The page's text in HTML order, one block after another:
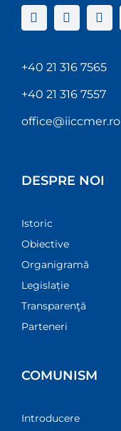
+40 21 316 7565
+40 21 316 7557
office@iiccmer.ro
DESPRE NOI
Istoric
Obiective
Organigramă
Legislație
Transparenţă
Parteneri
COMUNISM
Introducere